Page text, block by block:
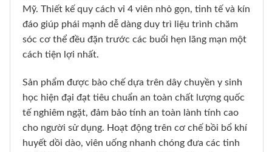
Mỹ. Thiết kế quy cách vỉ 4 viên nhỏ gọn, tinh tế và kín
đáo giúp phái mạnh dễ dàng duy trì liệu trình chăm
sóc cơ thể đều đặn trước các buổi hẹn lãng mạn một
cách tiện lợi nhất.
Sản phẩm được bào chế dựa trên dây chuyền y sinh
học hiện đại đạt tiêu chuẩn an toàn chất lượng quốc
tế nghiêm ngặt, đảm bảo tính an toàn lành tính cao
cho người sử dụng. Hoạt động trên cơ chế bồi bổ khí
huyết dồi dào, viên uống nhanh chóng đưa các tinh